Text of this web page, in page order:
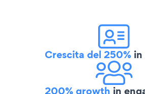
Crescita del 250%
200% growth in